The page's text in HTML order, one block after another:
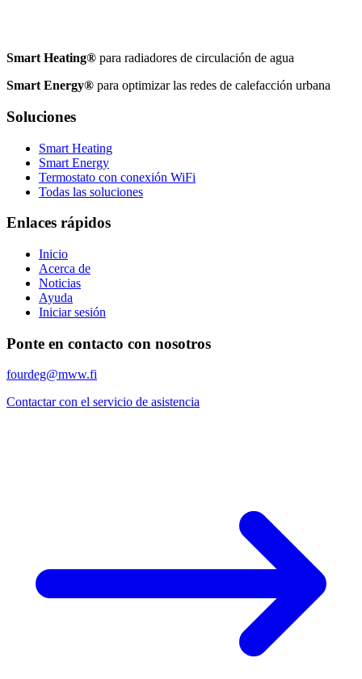
Smart Heating® para radiadores de circulación de agua
Smart Energy® para optimizar las redes de calefacción urbana
Soluciones
Smart Heating
Smart Energy
Termostato con conexión WiFi
Todas las soluciones
Enlaces rápidos
Inicio
Acerca de
Noticias
Ayuda
Iniciar sesión
Ponte en contacto con nosotros
fourdeg@mww.fi
Contactar con el servicio de asistencia